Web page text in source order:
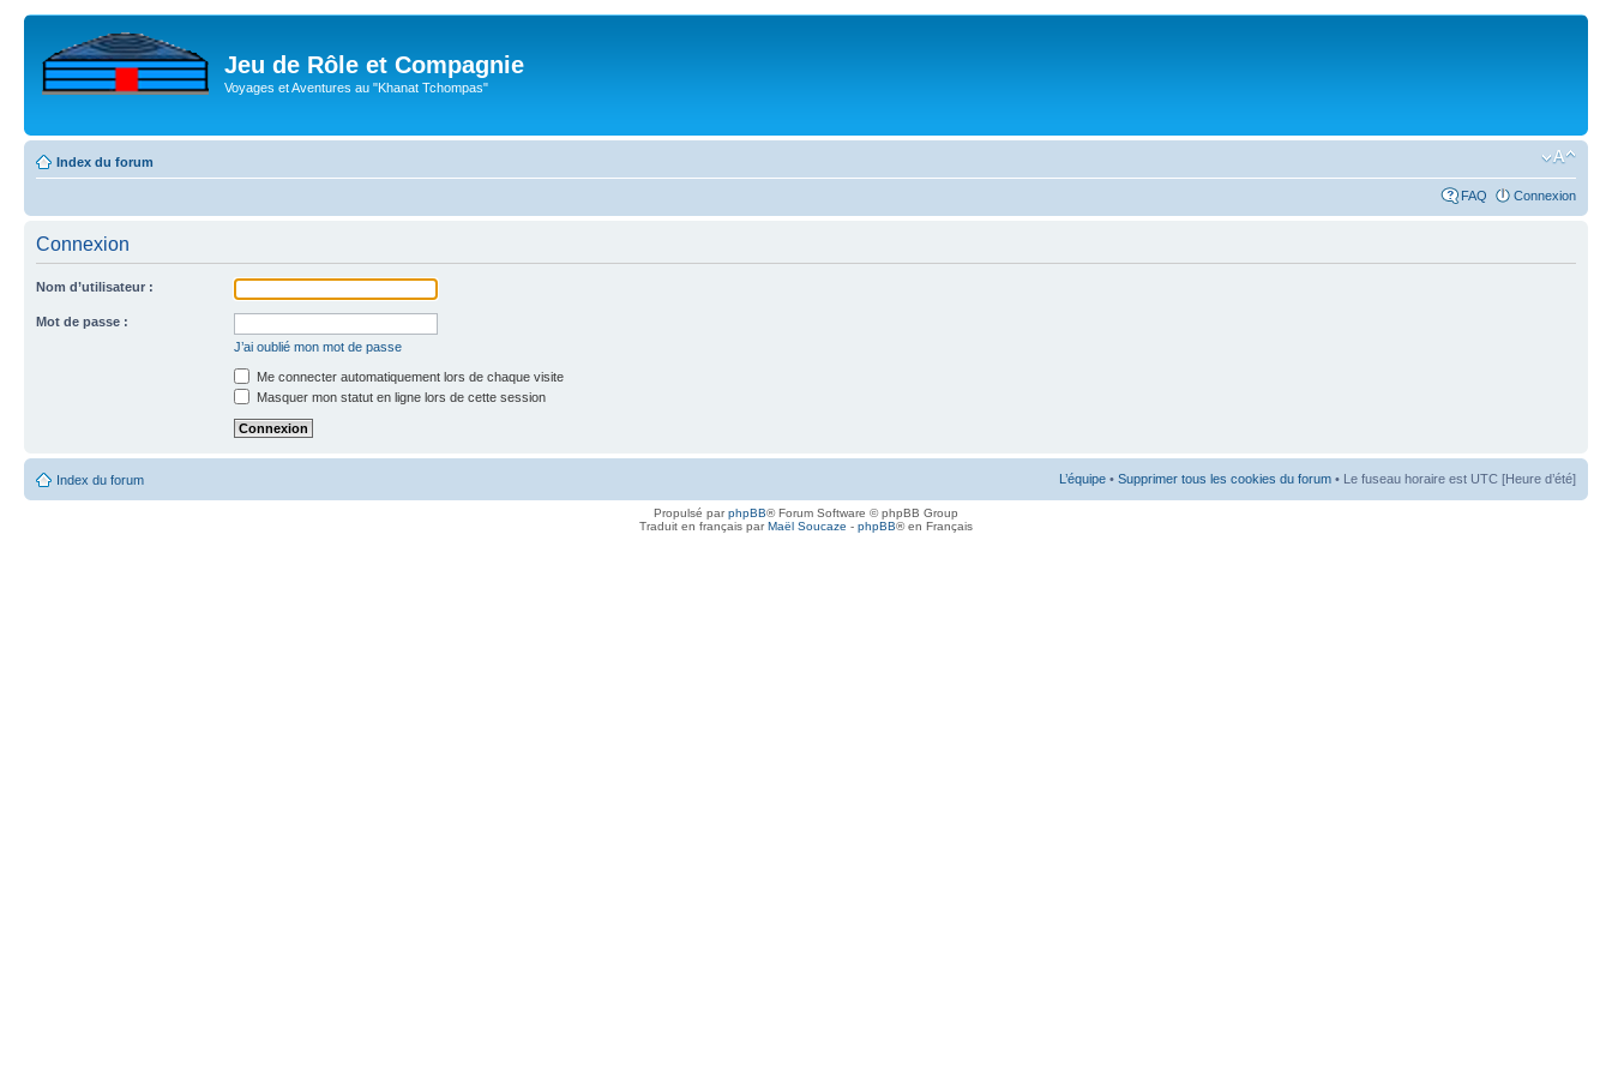
Jeu de Rôle et Compagnie
Voyages et Aventures au "Khanat Tchompas"
Index du forum
FAQ Connexion
Connexion
Nom d’utilisateur :
Mot de passe :
J’ai oublié mon mot de passe
Me connecter automatiquement lors de chaque visite
Masquer mon statut en ligne lors de cette session
Index du forum L’équipe • Supprimer tous les cookies du forum • Le fuseau horaire est UTC [Heure d’été]
Propulsé parphpBB® Forum Software © phpBB Group
Traduit en français parMaël Soucaze - phpBB® en Français